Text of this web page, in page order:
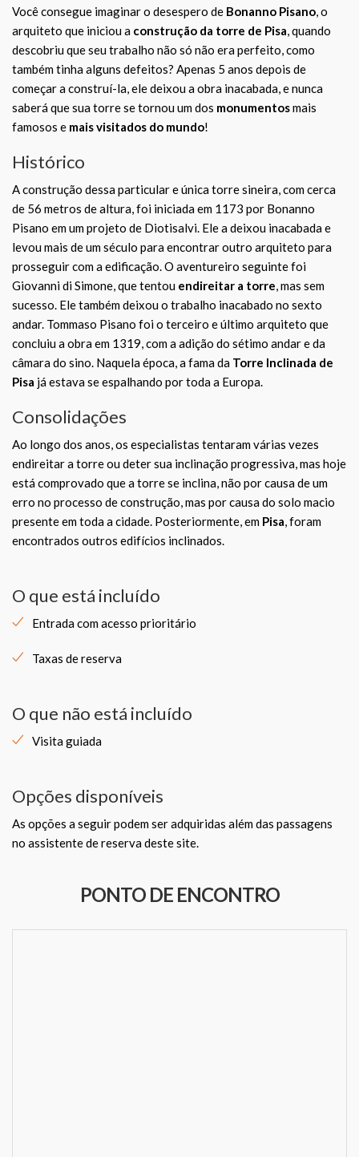
Você consegue imaginar o desespero de Bonanno Pisano, o
arquiteto que iniciou a construção da torre de Pisa, quando
descobriu que seu trabalho não só não era perfeito, como
também tinha alguns defeitos? Apenas 5 anos depois de
começar a construí-la, ele deixou a obra inacabada, e nunca
saberá que sua torre se tornou um dos monumentosmais
famosos e mais visitados do mundo!
Histórico
A construção dessa particular e única torre sineira, com cerca
de 56 metros de altura, foi iniciada em 1173 por Bonanno
Pisano em um projeto de Diotisalvi. Ele a deixou inacabada e
levou mais de um século para encontrar outro arquiteto para
prosseguir com a edificação. O aventureiro seguinte foi
Giovanni di Simone, que tentou endireitar a torre, mas sem
sucesso. Ele também deixou o trabalho inacabado no sexto
andar. Tommaso Pisano foi o terceiro e último arquiteto que
concluiu a obra em 1319, com a adição do sétimo andar e da
câmara do sino. Naquela época, a fama da Torre Inclinada de
Pisa já estava se espalhando por toda a Europa.
Consolidações
Ao longo dos anos, os especialistas tentaram várias vezes
endireitar a torre ou deter sua inclinação progressiva, mas hoje
está comprovado que a torre se inclina, não por causa de um
erro no processo de construção, mas por causa do solo macio
presente em toda a cidade. Posteriormente, em Pisa, foram
encontrados outros edifícios inclinados.
O que está incluído
Entrada com acesso prioritário
Taxas de reserva
O que não está incluído
Visita guiada
Opções disponíveis
As opções a seguir podem ser adquiridas além das passagens
no assistente de reserva deste site.
PONTO DE ENCONTRO